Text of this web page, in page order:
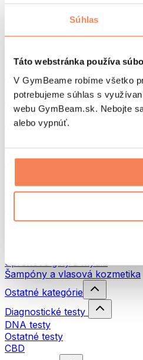
Súhlas
Táto webstránka používa
V GymBeame robíme všetko
potrebujeme súhlas s
webu GymBeam.sk. Nebojte
alebo vypnúť.
Tašky a batohy
Tašky na jedlo a príslušenstvo
Pomôcky podľa aktivity
Beh
Bojové športy
Cyklistika
Joga a pilates
Otužovanie
Turistika
Vodné filtre a kanvice
Pracie prostriedky
Sprchové gély a mydlá
Šampóny a vlasová kozmetika
Ostatné kategórie
Diagnostické testy
DNA testy
Ostatné testy
CBD